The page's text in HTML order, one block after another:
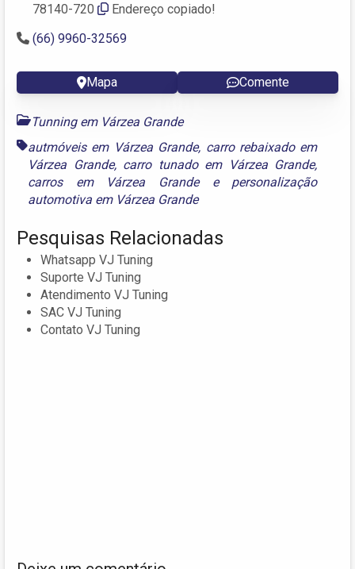
78140-720
Endereço copiado!
(66) 9960-32569
Mapa Comente
Tunning em Várzea Grande
autmóveis em Várzea Grande, carro rebaixado em
Várzea Grande, carro tunado em Várzea Grande,
carros em Várzea Grandee personalização
automotiva em Várzea Grande
Pesquisas Relacionadas
Whatsapp VJ Tuning
Suporte VJ Tuning
Atendimento VJ Tuning
SAC VJ Tuning
Contato VJ Tuning